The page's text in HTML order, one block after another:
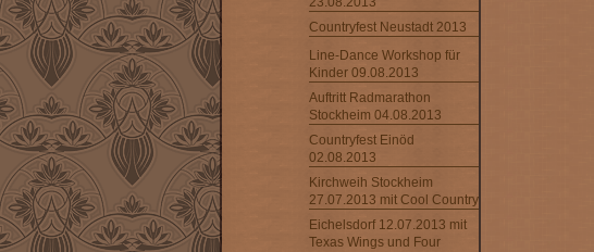
Countryfest Neustadt 2013
Line-Dance Workshop für
Kinder 09.08.2013
Auftritt Radmarathon
Stockheim 04.08.2013
Countryfest Einöd
02.08.2013
Kirchweih Stockheim
27.07.2013 mit Cool Country
Eichelsdorf 12.07.2013 mit
Texas Wings und Four